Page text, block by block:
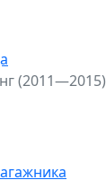
(2011—2015)